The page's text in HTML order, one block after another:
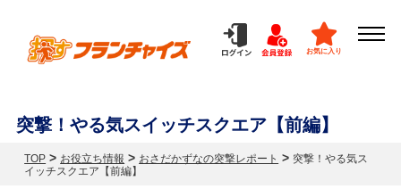
お気に入り
突撃！やる気スイッチスクエア【前編】
TOP > お役立ち情報 > おさだかずなの突撃レポート > 突撃！やる気ス
イッチスクエア【前編】